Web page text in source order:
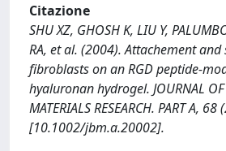
Citazione
SHU XZ, GHOSH K, LIU Y,
RA, et al. (2004). Attachement
fibroblasts on an RGD peptide-
hyaluronan hydrogel. JOURNAL
MATERIALS RESEARCH. PART A,
[10.1002/jbm.a.20002].